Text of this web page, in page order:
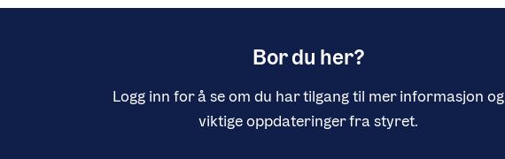
Bor du her?
Logg inn for å se om du har tilgang til mer informasjon og
viktige oppdateringer fra styret.